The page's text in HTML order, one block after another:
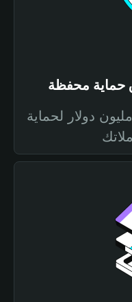
صندوق حماية بقيمة 300 مليون دولار لحماية